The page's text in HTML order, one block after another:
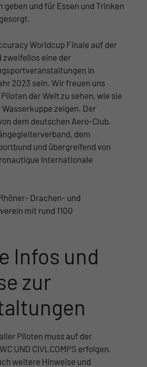
geben und für Essen und Trinken
Worldcup Finale auf der
zweifellos eine der
in
2023 sein. Wir freuen uns
der Welt zu sehen, wie sie
zeigen. Der
dem deutschen Aero-Club,
dem
und übergreifend von
Internationale
Drachen- und
mit rund 1100
Infos und
zur
Piloten muss auf der
UND CIVLCOMPS erfolgen.
weitere Hinweise und